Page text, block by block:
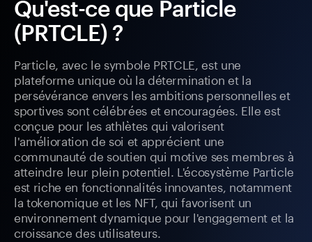
Qu'est-ce que Particle
(PRTCLE) ?
Particle, avec le symbole PRTCLE, est une
plateforme unique où la détermination et la
persévérance envers les ambitions personnelles et
sportives sont célébrées et encouragées. Elle est
conçue pour les athlètes qui valorisent
l'amélioration de soi et apprécient une
communauté de soutien qui motive ses membres à
atteindre leur plein potentiel. L'écosystème Particle
est riche en fonctionnalités innovantes, notamment
la tokenomique et les NFT, qui favorisent un
environnement dynamique pour l'engagement et la
croissance des utilisateurs.